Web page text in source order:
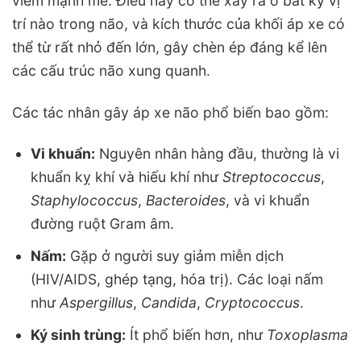
trí nào trong não, và kích thước của khối áp xe có
thể từ rất nhỏ đến lớn, gây chèn ép đáng kể lên
các cấu trúc não xung quanh.
Các tác nhân gây áp xe não phổ biến bao gồm:
Vi khuẩn: Nguyên nhân hàng đầu, thường là vi
khuẩn kỵ khí và hiếu khí nhưStreptococcus,
Staphylococcus, Bacteroides, và vi khuẩn
đường ruột Gram âm.
Nấm: Gặp ở người suy giảm miễn dịch
(HIV/AIDS, ghép tạng, hóa trị). Các loại nấm
nhưAspergillus, Candida, Cryptococcus.
Ký sinh trùng: Ít phổ biến hơn, như Toxoplasma